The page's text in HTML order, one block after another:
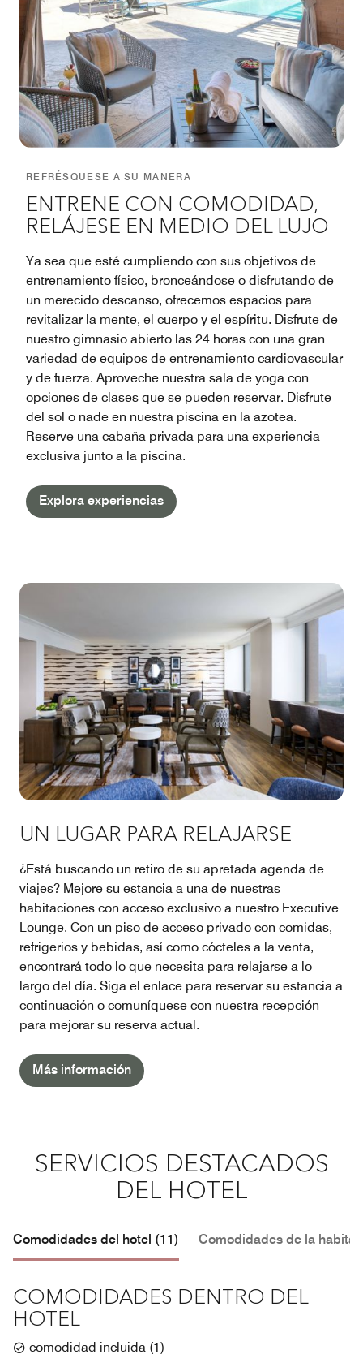
REFRÉSQUESE A SU MANERA
ENTRENE CON COMODIDAD,
RELÁJESE EN MEDIO DEL LUJO
Ya sea que esté cumpliendo con sus objetivos de
entrenamiento físico, bronceándose o disfrutando de
un merecido descanso, ofrecemos espacios para
revitalizar la mente, el cuerpo y el espíritu. Disfrute de
nuestro gimnasio abierto las 24 horas con una gran
variedad de equipos de entrenamiento cardiovascular
y de fuerza. Aproveche nuestra sala de yoga con
opciones de clases que se pueden reservar. Disfrute
del sol o nade en nuestra piscina en la azotea.
Reserve una cabaña privada para una experiencia
exclusiva junto a la piscina.
Explora experiencias
UN LUGAR PARA RELAJARSE
¿Está buscando un retiro de su apretada agenda de
viajes? Mejore su estancia a una de nuestras
habitaciones con acceso exclusivo a nuestro Executive
Lounge. Con un piso de acceso privado con comidas,
refrigerios y bebidas, así como cócteles a la venta,
encontrará todo lo que necesita para relajarse a lo
largo del día. Siga el enlace para reservar su estancia a
continuación o comuníquese con nuestra recepción
para mejorar su reserva actual.
Más información
SERVICIOS DESTACADOS
DEL HOTEL
Comodidades del hotel (11) Comodidades de la
COMODIDADES DENTRO DEL
HOTEL
comodidad incluida (1)